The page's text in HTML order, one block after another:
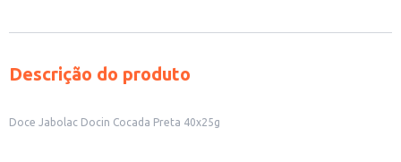
Descrição do produto
Doce Jabolac Docin Cocada Preta 40x25g